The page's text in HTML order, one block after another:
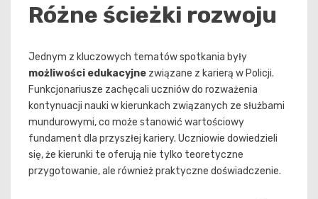
Różne ścieżki rozwoju
Jednym z kluczowych tematów spotkania były
możliwości edukacyjne związane z karierą w Policji.
Funkcjonariusze zachęcali uczniów do rozważenia
kontynuacji nauki w kierunkach związanych ze służbami
mundurowymi, co może stanowić wartościowy
fundament dla przyszłej kariery. Uczniowie dowiedzieli
się, że kierunki te oferują nie tylko teoretyczne
przygotowanie, ale również praktyczne doświadczenie.